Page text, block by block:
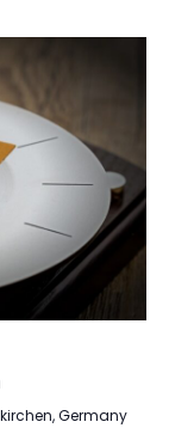
Germany